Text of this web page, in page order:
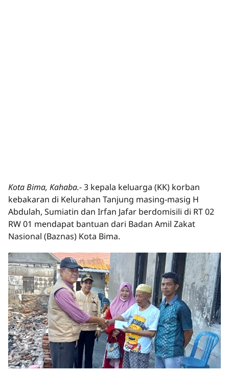
Kota Bima, Kahaba.-3 kepala keluarga (KK) korban
kebakaran di Kelurahan Tanjung masing-masig H
Abdulah, Sumiatin dan Irfan Jafar berdomisili di RT 02
RW 01 mendapat bantuan dari Badan Amil Zakat
Nasional (Baznas) Kota Bima.